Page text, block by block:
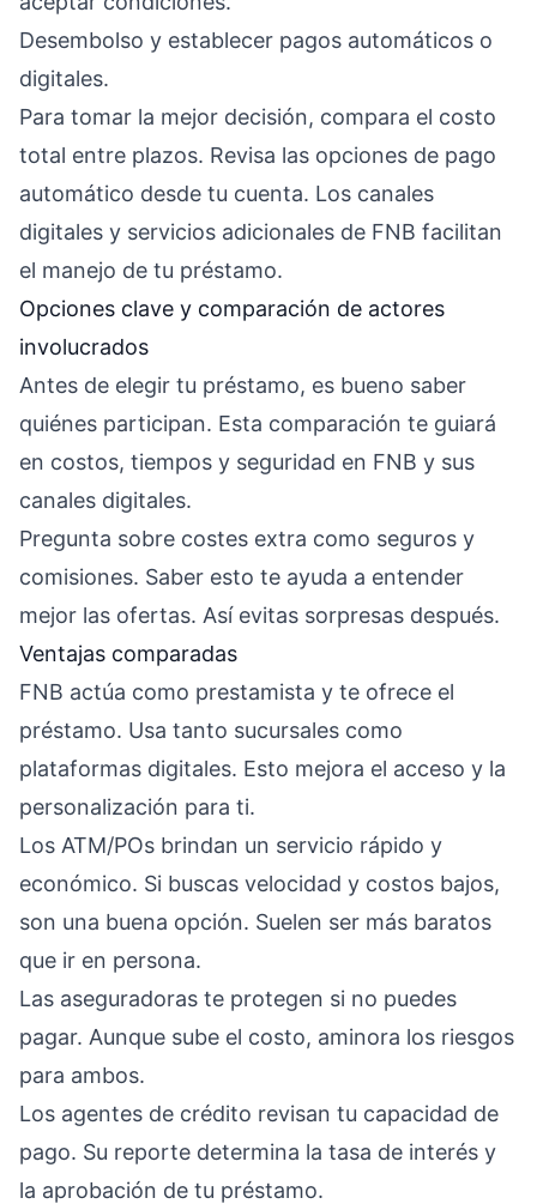
Desembolso y establecer pagos automáticos o
digitales.
Para tomar la mejor decisión, compara el costo
total entre plazos. Revisa las opciones de pago
automático desde tu cuenta. Los canales
digitales y servicios adicionales de FNB facilitan
el manejo de tu préstamo.
Opciones clave y comparación de actores
involucrados
Antes de elegir tu préstamo, es bueno saber
quiénes participan. Esta comparación te guiará
en costos, tiempos y seguridad en FNB y sus
canales digitales.
Pregunta sobre costes extra como seguros y
comisiones. Saber esto te ayuda a entender
mejor las ofertas. Así evitas sorpresas después.
Ventajas comparadas
FNB actúa como prestamista y te ofrece el
préstamo. Usa tanto sucursales como
plataformas digitales. Esto mejora el acceso y la
personalización para ti.
Los ATM/POs brindan un servicio rápido y
económico. Si buscas velocidad y costos bajos,
son una buena opción. Suelen ser más baratos
que ir en persona.
Las aseguradoras te protegen si no puedes
pagar. Aunque sube el costo, aminora los riesgos
para ambos.
Los agentes de crédito revisan tu capacidad de
pago. Su reporte determina la tasa de interés y
la aprobación de tu préstamo.